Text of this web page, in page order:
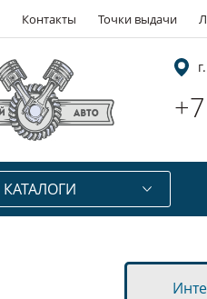
Контакты Точки выдачи
КАТАЛОГИ
Ilcats